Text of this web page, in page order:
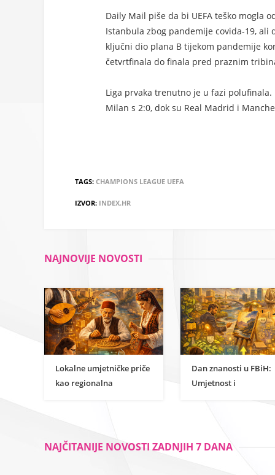
Daily Mail piše da bi UEFA teško mogla
Istanbula zbog pandemije covida-19,
ključni dio plana B tijekom pandemije
četvrtfinala do finala pred praznim
Liga prvaka trenutno je u fazi
Milan s 2:0, dok su Real Madrid i
TAGS: CHAMPIONS LEAGUE UEFA
IZVOR: INDEX.HR
NAJNOVIJE NOVOSTI
Lokalne umjetničke priče
kao regionalna
umjetnosti
Dan znanosti u FBiH:
Umjetnost i
NAJČITANIJE NOVOSTI ZADNJIH 7 DANA